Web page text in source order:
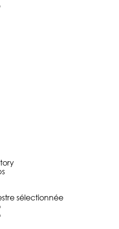
sélectionnée